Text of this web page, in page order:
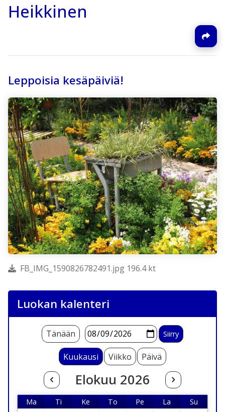
Heikkinen
Leppoisia kesäpäiviä!
FB_IMG_1590826782491.jpg 196.4 kt
Luokan kalenteri
Kuukausi Viikko Päivä
Elokuu 2026
Tänään
Ma
Maanantai
Ti
Tiistai
Ke
Keskiviikko
To
Torstai
Pe
Perjantai
La
Lauantai
Su